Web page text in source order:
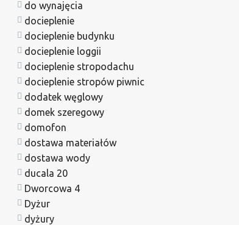
do wynajęcia
docieplenie
docieplenie budynku
docieplenie loggii
docieplenie stropodachu
docieplenie stropów piwnic
dodatek węglowy
domek szeregowy
domofon
dostawa materiałów
dostawa wody
ducala 20
Dworcowa 4
Dyżur
dyżury